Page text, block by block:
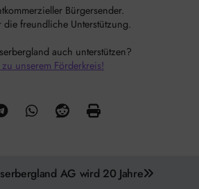
Bürgersender.
freundliche Unterstützung.
auch unterstützen?
unserem Förderkreis!
AG wird 20 Jahre